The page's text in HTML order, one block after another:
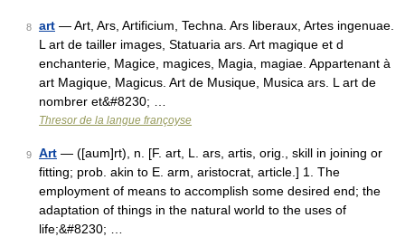
8 art — Art, Ars, Artificium, Techna. Ars liberaux, Artes ingenuae.
L art de tailler images, Statuaria ars. Art magique et d
enchanterie, Magice, magices, Magia, magiae. Appartenant à
art Magique, Magicus. Art de Musique, Musica ars. L art de
nombrer et&#8230; …
Thresor de la langue françoyse
9 Art — ([aum]rt), n. [F. art, L. ars, artis, orig., skill in joining or
fitting; prob. akin to E. arm, aristocrat, article.] 1. The
employment of means to accomplish some desired end; the
adaptation of things in the natural world to the uses of
life;&#8230; …